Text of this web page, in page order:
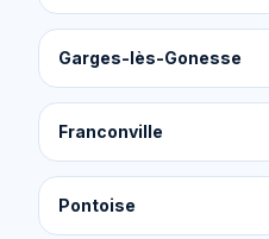
Garges-lès-Gonesse
Franconville
Pontoise